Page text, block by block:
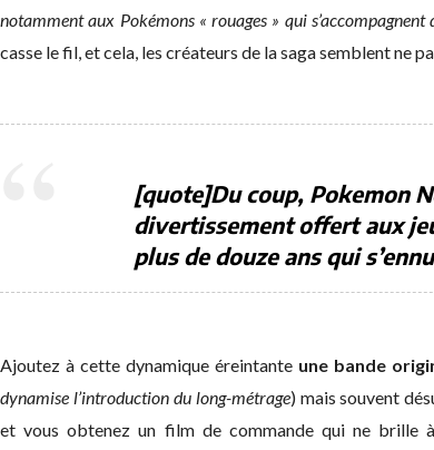
notamment aux Pokémons « rouages » qui
casse le fil, et cela, les créateurs de la saga semblent ne
[quote]Du coup, Pokemon
divertissement offert aux
plus de douze ans qui
Ajoutez à cette dynamique éreintante une bande
dynamise l’introduction du long-métrage) mais souvent
et vous obtenez un film de commande qui ne brille